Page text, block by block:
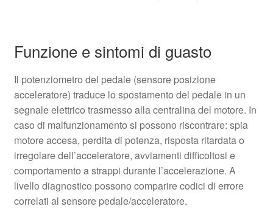
Funzione e sintomi di guasto
Il potenziometro del pedale (sensore posizione
acceleratore) traduce lo spostamento del pedale in un
segnale elettrico trasmesso alla centralina del motore. In
caso di malfunzionamento si possono riscontrare: spia
motore accesa, perdita di potenza, risposta ritardata o
irregolare dell’acceleratore, avviamenti difficoltosi e
comportamento a strappi durante l’accelerazione. A
livello diagnostico possono comparire codici di errore
correlati al sensore pedale/acceleratore.